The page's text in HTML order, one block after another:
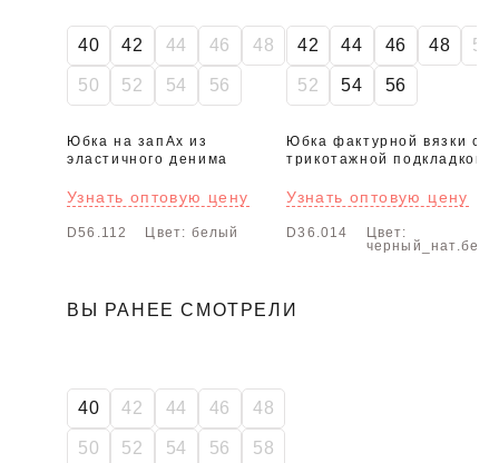
40 42 44 46 48
50 52 54 56
Юбка на запАх из
эластичного денима
Узнать оптовую цену
D56.112 Цвет: белый
42 44 46 48 50
52 54 56
Юбка фактурной вязки с
трикотажной подкладкой
Узнать оптовую цену
D36.014
Цвет:
ВЫ РАНЕЕ СМОТРЕЛИ
40 42 44 46 48
50 52 54 56 58